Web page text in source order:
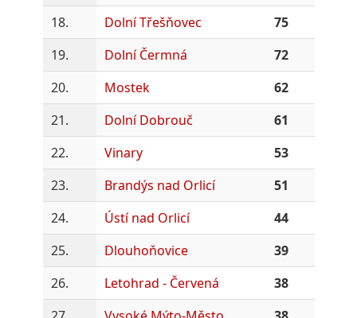
18.
Dolní Třešňovec
75
19.
Dolní Čermná
72
20.
Mostek
62
21.
Dolní Dobrouč
61
22.
Vinary
53
23.
Brandýs nad Orlicí
51
24.
Ústí nad Orlicí
44
25.
Dlouhoňovice
39
26.
Letohrad - Červená
38